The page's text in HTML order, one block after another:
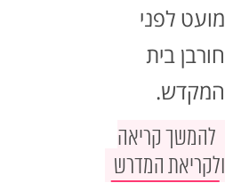
מועט לפני
חורבן בית
המקדש.
להמשך קריאה
ולקריאת המדרש